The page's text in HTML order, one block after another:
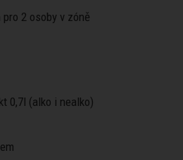
2 osoby v zóně
0,7l (alko i nealko)